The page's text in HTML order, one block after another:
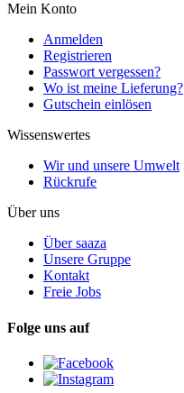
Mein Konto
Anmelden
Registrieren
Passwort vergessen?
Wo ist meine Lieferung?
Gutschein einlösen
Wissenswertes
Wir und unsere Umwelt
Rückrufe
Über uns
Über saaza
Unsere Gruppe
Kontakt
Freie Jobs
Folge uns auf